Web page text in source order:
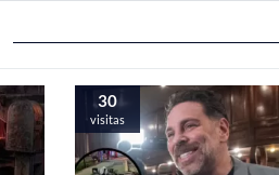
30
visitas